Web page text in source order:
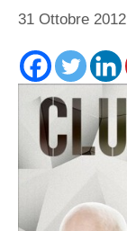
31 Ottobre 2012